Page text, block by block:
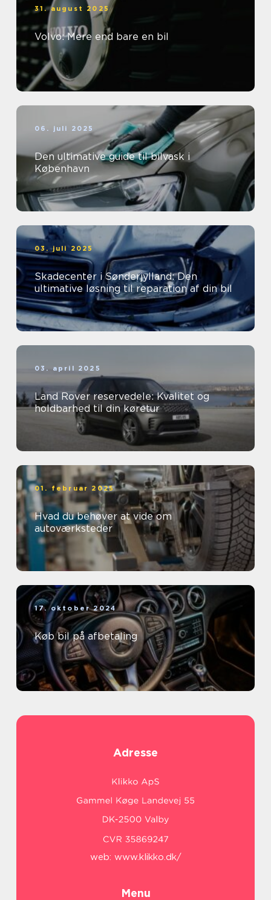
31. august 2025
Volvo: Mere end bare en bil
06. juli 2025
Den ultimative guide til bilvask i
København
03. juli 2025
Skadecenter i Sønderjylland: Den
ultimative løsning til reparation af din bil
03. april 2025
Land Rover reservedele: Kvalitet og
holdbarhed til din køretur
01. februar 2025
Hvad du behøver at vide om
autoværksteder
17. oktober 2024
Køb bil på afbetaling
Adresse
web: www.klikko.dk/
Menu